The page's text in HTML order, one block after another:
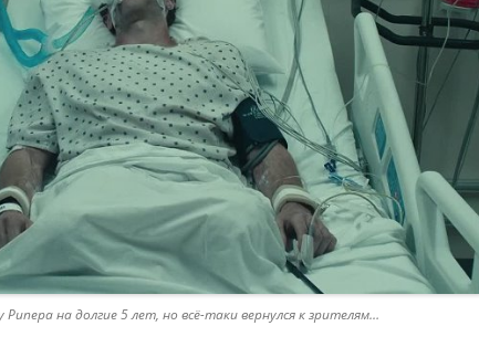
на долгие 5 лет, но всё-таки вернулся к зрителям…